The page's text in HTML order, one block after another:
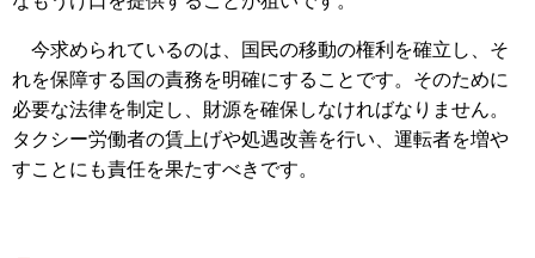
今求められているのは、国民の移動の権利を確立し、そ
れを保障する国の責務を明確にすることです。そのために
必要な法律を制定し、財源を確保しなければなりません。
タクシー労働者の賃上げや処遇改善を行い、運転者を増や
すことにも責任を果たすべきです。